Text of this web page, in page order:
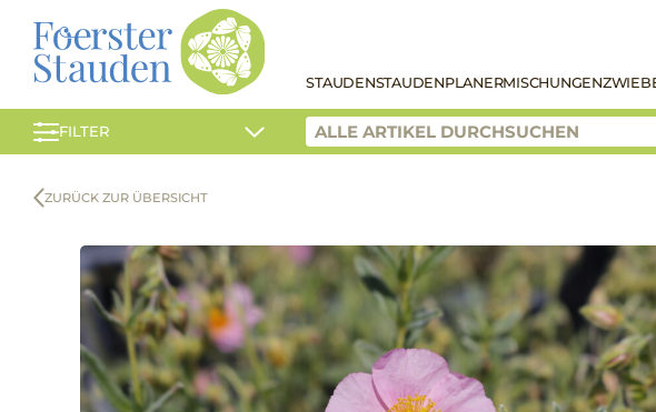
STAUDENSTAUDENPLANERMISCHUNGEN
FILTER
ZURÜCK ZUR ÜBERSICHT